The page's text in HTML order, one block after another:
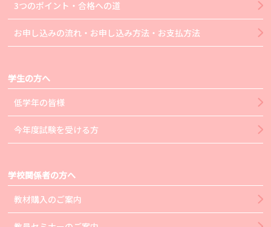
3つのポイント・合格への道
お申し込みの流れ・お申し込み方法・お支払方法
学生の方へ
低学年の皆様
今年度試験を受ける方
学校関係者の方へ
教材購入のご案内